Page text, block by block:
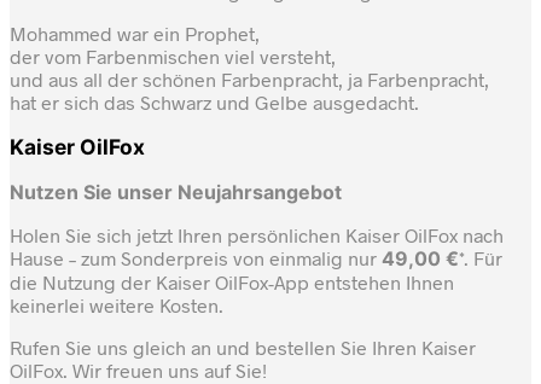
Mohammed war ein Prophet,
der vom Farbenmischen viel versteht,
und aus all der schönen Farbenpracht, ja Farbenpracht,
hat er sich das Schwarz und Gelbe ausgedacht.
Kaiser OilFox
Nutzen Sie unser Neujahrsangebot
Holen Sie sich jetzt Ihren persönlichen Kaiser OilFox nach
Hause – zum Sonderpreis von einmalig nur 49,00 €*. Für
die Nutzung der Kaiser OilFox-App entstehen Ihnen
keinerlei weitere Kosten.
Rufen Sie uns gleich an und bestellen Sie Ihren Kaiser
OilFox. Wir freuen uns auf Sie!